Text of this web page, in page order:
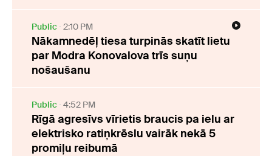
Public 2:10 PM
Nākamnedēļ tiesa turpinās skatīt lietu
par Modra Konovalova trīs suņu
nošaušanu
Public 4:52 PM
Rīgā agresīvs vīrietis braucis pa ielu ar
elektrisko ratiņkrēslu vairāk nekā 5
promiļu reibumā